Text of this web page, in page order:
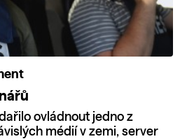
ovládnout jedno z
médií v zemi, server